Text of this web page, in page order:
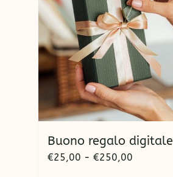
Buono regalo digitale
€25,00 - €250,00